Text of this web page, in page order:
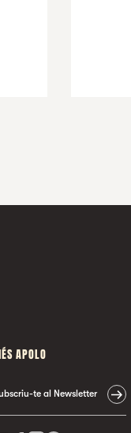
APOLO
te al Newsletter